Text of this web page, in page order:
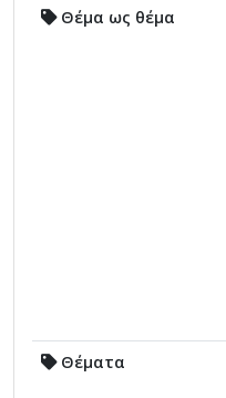
Θέμα ως θέμα
Θέματα